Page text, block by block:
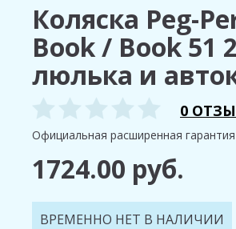
Коляска Peg-
Book / Book 51
люлька и
0
Официальная расширенная
1724.00 руб.
ВРЕМЕННО НЕТ В НАЛИЧИИ